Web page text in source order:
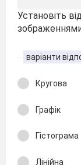
Установіть
варіанти
Кругова
Графік
Гістограма
Лінійна